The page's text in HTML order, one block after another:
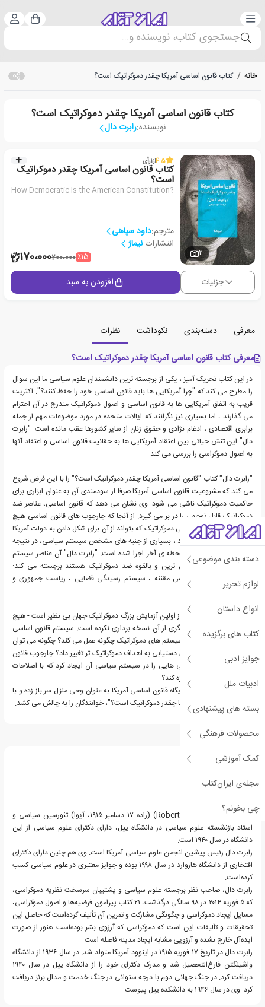
دسته‌بندی سبد
جستجوی کتاب، نویسنده و...
دسته بندی موضوعی
لوازم تحریر
انواع داستان
کتاب های برگزیده
جوایز ادبی
ادبیات ملل
بسته های پیشنهادی
محصولات فرهنگی
کمک آموزشی
مجله‌ی ایران‌کتاب
چی بخونم؟
خانه / کتاب قانون اساسی آمریکا چقدر دموکراتیک است؟
کتاب قانون اساسی آمریکا چقدر دموکراتیک است؟
نویسنده:رابرت دال
2
4.5از1رأی
کتاب قانون اساسی آمریکا چقدر دموکراتیک
است؟
How Democratic Is the American Constitution?
مترجم:داود سپاهی
انتشارات:نیماژ
٪15200،000170،000
جزئیات افزودن به سبد
معرفی دسته‌بندی نکوداشت
نظرات
معرفی کتاب قانون اساسی آمریکا چقدر دموکراتیک است؟
در این کتاب تحریک آمیز ، یکی از برجسته ترین دانشمندان علوم سیاسی ما این سوال
را مطرح می کند که "چرا آمریکایی ها باید قانون اساسی خود را حفظ کنند؟". اکثریت
قریب به اتفاق آمریکایی ها به قانون اساسی و اصول دموکراتیک مندرج در آن احترام
می گذارند ، اما بسیاری نیز نگرانند که ایالات متحده در مورد موضوعات مهم از جمله
برابری اقتصادی ، ادغام نژادی و حقوق زنان از سایر کشورها عقب مانده است. "رابرت
دال" این تنش حیاتی بین اعتقاد آمریکایی ها به حقانیت قانون اساسی و اعتقاد آنها
به اصول دموکراسی را بررسی می کند.
"رابرت دال" کتاب "قانون اساسی آمریکا چقدر دموکراتیک است؟" را با این فرض شروع
می کند که مشروعیت قانون اساسی آمریکا صرفا از سودمندی آن به عنوان ابزاری برای
حاکمیت دموکراتیک ناشی می شود. وی نشان می دهد که قانون اساسی، عناصر ضد
دموکراتیک قابل توجهی را در بر می گیرد. از آنجا که چارچوب های قانون اساسی هیچ
نمونه ای از سیستم سیاسی دموکراتیک که بتواند از آن برای شکل دادن به دولت آمریکا
نمونه برداری کند، نداشتند ، بسیاری از جنبه های مشخص سیستم سیاسی، در نتیجه
کوته بینی یا مصالحه در لحظه ی آخر اجرا شده است. "رابرت دال" آن عناصر سیستم
آمریکایی را که غیرمعمول ترین و بالقوه ضد دموکراتیک هستند برجسته می کند:
سیستم فدرال ، دو مجلس مقننه ، سیستم رسیدگی قضایی ، ریاست جمهوری و
الکتورال کالج انتخاباتی.
سیستم سیاسی برخاسته از اولین آزمایش بزرگ دموکراتیک جهان بی نظیر است - هیچ
دموکراسی تثبیت شده دیگری از آن نسخه برداری نکرده است. سیستم قانون اساسی
آمریکا در مقایسه با سایر سیستم های دموکراتیک چگونه عمل می کند؟ چگونه می توان
سیستم سیاسی آن را برای دستیابی به اهداف دموکراتیک تر تغییر داد؟ چارچوب قانون
اساسی تا چه اندازه ویژگی هایی را در سیستم سیاسی آن ایجاد کرد که با اصلاحات
قابل توجه دموکراتیک مبارزه کند؟
"رابرت دال" از پذیرش جایگاه قانون اساسی آمریکا به عنوان وحی منزل سر باز زده و با
کتاب "قانون اساسی آمریکا چقدر دموکراتیک است؟"، خوانندگان را به چالش می کشد.
درباره رابرت دال
رابرت آلن دال (Robert A.Dahl) (زاده ۱۷ دسامبر ۱۹۱۵، آیوا) تئورسین سیاسی و
استاد بازنشسته علوم سیاسی در دانشگاه ییل، دارای دکترای علوم سیاسی از این
دانشگاه در سال ۱۹۴۰ است.
رابرت دال رئیس پیشین انجمن علوم سیاسی آمریکا است. وی هم چنین دارای دکترای
افتخاری از دانشگاه هاروارد در سال ۱۹۹۸ بوده و جوایز معتبری در علوم سیاسی کسب
کرده‌است.
رابرت دال، صاحب نظر برجسته علوم سیاسی و پشتیبان سرسخت نظریه دموکراسی،
که ۵ فوریه ۲۰۱۴ در ۹۸ سالگی درگذشت، ۲۱ کتاب پیرامون فرضیه‌ها و اصول دموکراسی،
مسایل ایجاد دموکراسی و چگونگی مشارکت و تمرین آن تألیف کرده‌است که حاصل این
تحقیقات و تألیفات این است که دموکراسی که آرزوی بشر بوده‌است هنوز از صورت
ایده‌آل خارج نشده و آرزویی مشابه ایجاد مدینه فاضله است.
رابرت دال در تاریخ ۱۷ فوریه ۱۹۱۵ در اینوود آمریکا متولد شد. در سال ۱۹۳۶ از دانشگاه
واشینگتن فارغ‌التحصیل شد و مدرک دکترای خود را از دانشگاه ییل در سال ۱۹۴۰
دریافت کرد. در جنگ جهانی دوم با درجه ستوانی در جنگ خدمت و مدال برنز دریافت
کرد. وی در سال ۱۹۴۶ به دانشکده ییل پیوست.